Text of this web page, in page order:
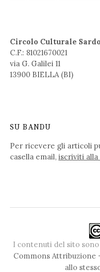
Circolo Culturale
C.F.: 81021670021
via G. Galilei 11
13900 BIELLA (BI)
SU BANDU
Per ricevere gli articoli
casella email, iscriviti
I contenuti del sito
Commons
allo